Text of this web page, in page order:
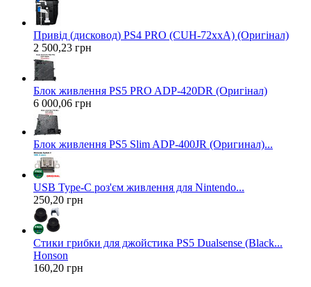
Привід (дисковод) PS4 PRO (CUH-72xxA) (Оригінал)
2 500,23 грн
Блок живлення PS5 PRO ADP-420DR (Оригінал)
6 000,06 грн
Блок живлення PS5 Slim ADP-400JR (Оригинал)...
USB Type-C роз'єм живлення для Nintendo...
250,20 грн
Стики грибки для джойстика PS5 Dualsense (Black...
Honson
160,20 грн